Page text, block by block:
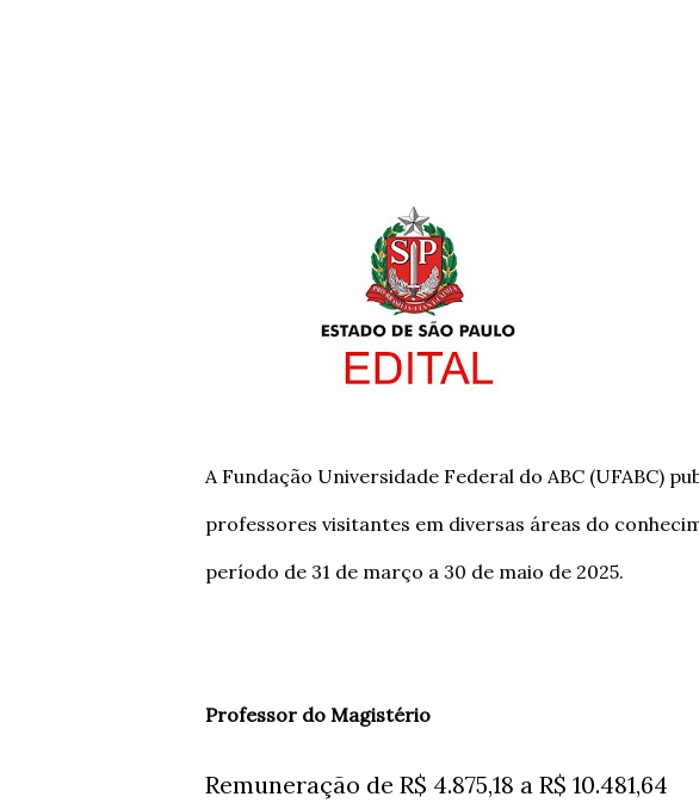
A Fundação Universidade Federal do ABC (UFABC)
professores visitantes em diversas áreas do
período de 31 de março a 30 de maio de 2025.
Professor do Magistério
Remuneração de R$ 4.875,18 a R$ 10.481,64